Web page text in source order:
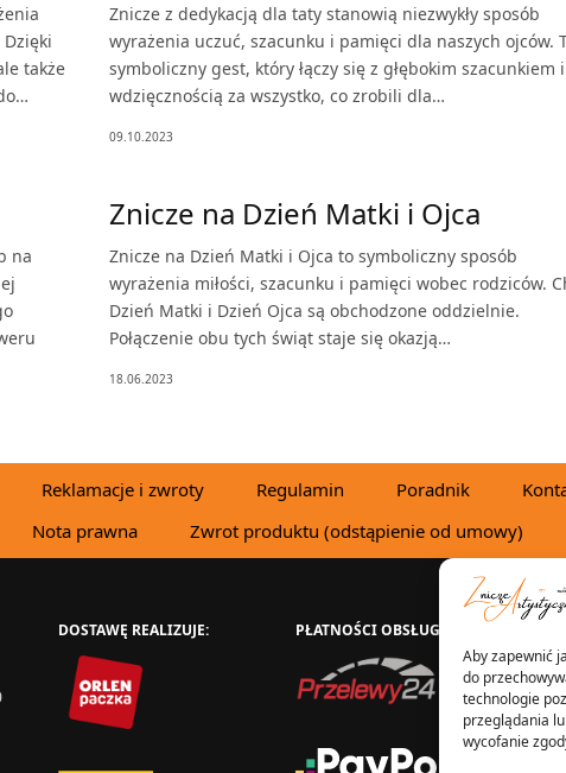
Aby zapewnić
do
technologie
przeglądania
wycofanie
także
Znicze z dedykacją dla taty stanowią niezwykły sposób
wyrażenia uczuć, szacunku i pamięci dla naszych ojców.
symboliczny gest, który łączy się z głębokim szacunkiem i
wdzięcznością za wszystko, co zrobili dla…
09.10.2023
na
Znicze na Dzień Matki i Ojca
Znicze na Dzień Matki i Ojca to symboliczny sposób
wyrażenia miłości, szacunku i pamięci wobec rodziców.
Dzień Matki i Dzień Ojca są obchodzone oddzielnie.
Połączenie obu tych świąt staje się okazją…
18.06.2023
Reklamacje i zwroty Regulamin Poradnik
Nota prawna
Zwrot produktu (odstąpienie od umowy)
DOSTAWĘ REALIZUJE: PŁATNOŚCI OBSŁUGUJE: